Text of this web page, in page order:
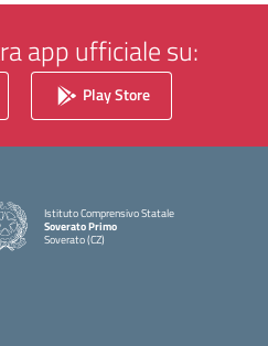
app ufficiale su:
Play Store
Istituto Comprensivo Statale
Soverato Primo
Soverato (CZ)